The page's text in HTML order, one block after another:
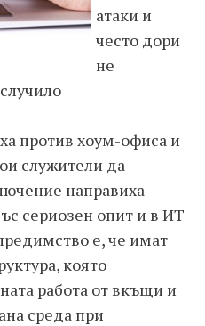
атаки и
често дори
не
против хоум-офиса и
служители да
направиха
сериозен опит и в ИТ
е, че имат
която
работа от вкъщи и
среда при